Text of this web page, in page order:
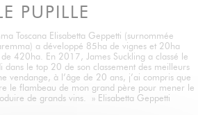
PUPILLE
Toscana Elisabetta Geppetti (surnommée
a développé 85ha de vignes et 20ha
420ha. En 2017, James Suckling a classé le
le top 20 de son classement des meilleurs
vendange, à l’âge de 20 ans, j’ai compris que
le flambeau de mon grand père pour mener le
de grands vins. » Elisabetta Geppetti